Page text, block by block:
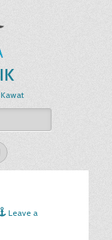
Kawat
Phone
Leave a